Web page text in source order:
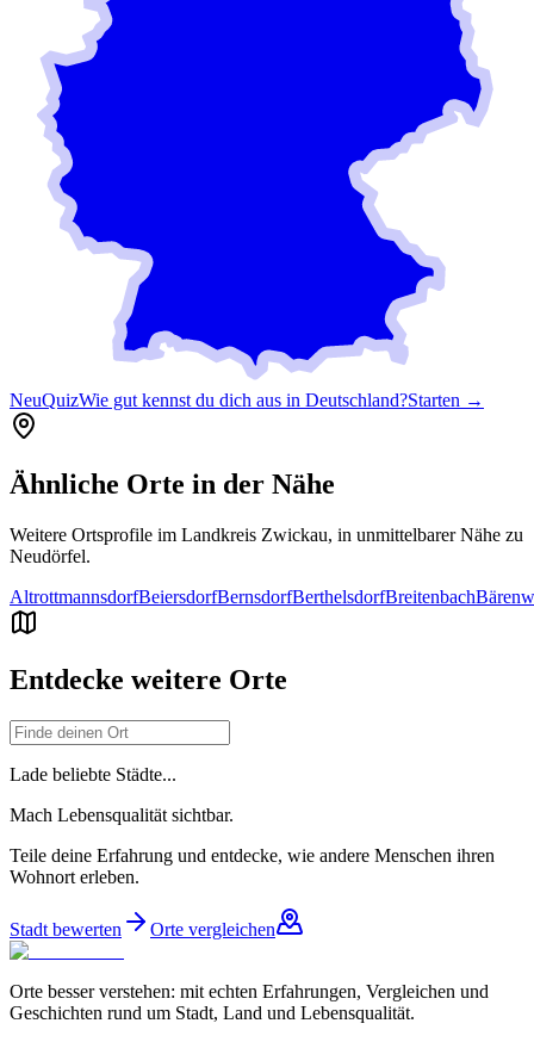
NeuQuizWie gut kennst du dich aus in Deutschland?Starten →
Ähnliche Orte in der Nähe
Weitere Ortsprofile im Landkreis Zwickau, in unmittelbarer Nähe zu
Neudörfel.
AltrottmannsdorfBeiersdorfBernsdorfBerthelsdorfBreitenbach
Entdecke weitere Orte
Lade beliebte Städte...
Mach Lebensqualität sichtbar.
Teile deine Erfahrung und entdecke, wie andere Menschen ihren
Wohnort erleben.
Stadt bewerten Orte vergleichen
Orte besser verstehen: mit echten Erfahrungen, Vergleichen und
Geschichten rund um Stadt, Land und Lebensqualität.